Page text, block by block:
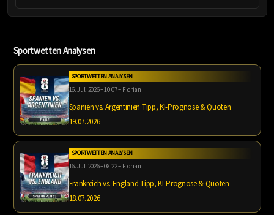
Sportwetten Analysen
SPORTWETTEN ANALYSEN
16. Juli 2026 – 10:07 – Florian
Spanien vs. Argentinien Tipp, KI-Prognose & Quoten
19.07.2026
SPORTWETTEN ANALYSEN
16. Juli 2026 – 08:22 – Florian
Frankreich vs. England Tipp, KI-Prognose & Quoten
18.07.2026